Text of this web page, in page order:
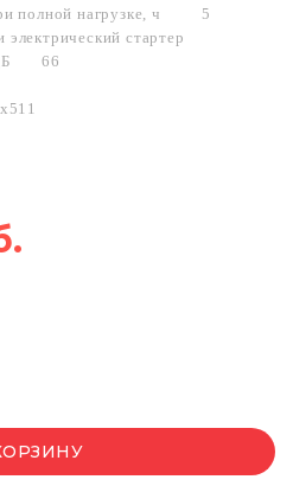
полной нагрузке, ч
5
электрический стартер
66